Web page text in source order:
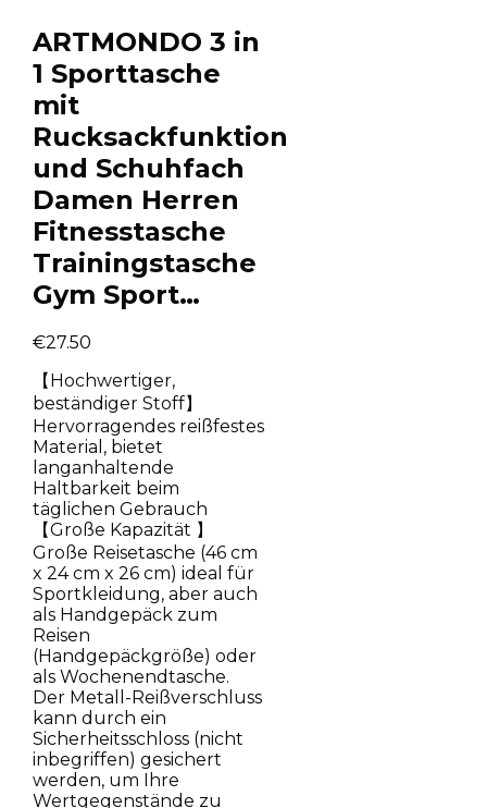
ARTMONDO 3 in
1 Sporttasche
mit
Rucksackfunktion
und Schuhfach
Damen Herren
Fitnesstasche
Trainingstasche
Gym Sport…
€27.50
【Hochwertiger,
beständiger Stoff】
Hervorragendes reißfestes
Material, bietet
langanhaltende
Haltbarkeit beim
täglichen Gebrauch
【Große Kapazität 】
Große Reisetasche (46 cm
x 24 cm x 26 cm) ideal für
Sportkleidung, aber auch
als Handgepäck zum
Reisen
(Handgepäckgröße) oder
als Wochenendtasche.
Der Metall-Reißverschluss
kann durch ein
Sicherheitsschloss (nicht
inbegriffen) gesichert
werden, um Ihre
Wertgegenstände zu